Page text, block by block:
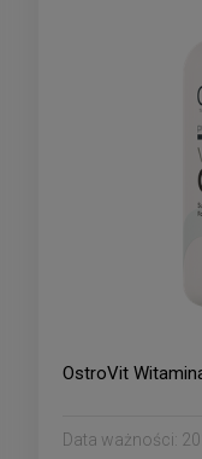
OstroVit
Data ważności: